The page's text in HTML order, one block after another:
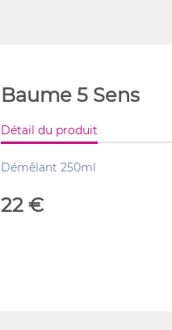
Baume 5 Sens
Détail du produit
Démêlant 250ml
22 €